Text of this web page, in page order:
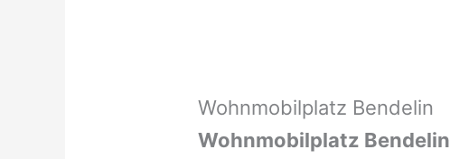
Wohnmobilplatz Bendelin
Wohnmobilplatz Bendelin